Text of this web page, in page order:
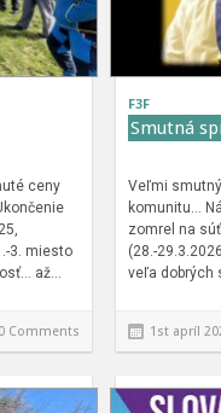
ceny
3. miesto
až…
0 Comments
F3F
Smutná
Veľmi
komunitu…
zomrel na
(28.-
veľa dobrých
1st apríl